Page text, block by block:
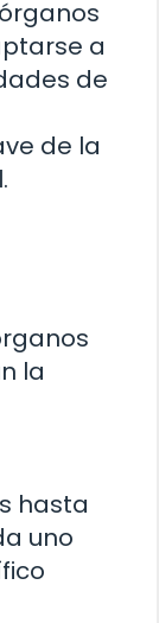
a
de
de la
la
hasta
uno